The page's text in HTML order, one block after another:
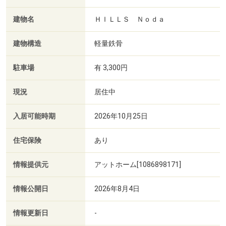
建物名 ＨＩＬＬＳ Ｎｏｄａ
建物構造 軽量鉄骨
駐車場 有 3,300円
現況 居住中
入居可能時期 2026年10月25日
住宅保険 あり
情報提供元 アットホーム[1086898171]
情報公開日 2026年8月4日
情報更新日 -